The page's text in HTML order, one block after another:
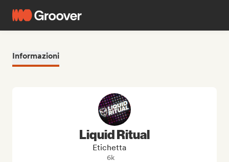
Informazioni
Liquid Ritual
Etichetta
6k